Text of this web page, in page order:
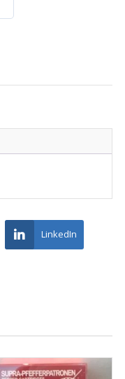
LinkedIn